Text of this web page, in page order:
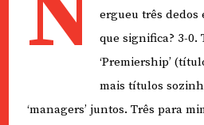
ergueu três dedos
que significa? 3-0.
‘Premiership’
mais títulos
‘managers’ juntos. Três para